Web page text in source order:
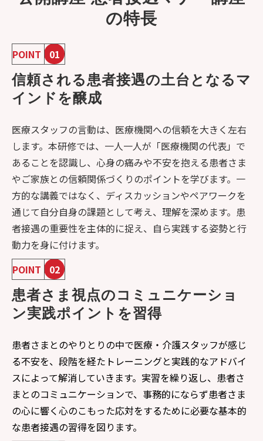
の特長
POINT 01
信頼される患者接遇の土台となるマ
インドを醸成​
医療スタッフの言動は、医療機関への信頼を大きく左右
します。本研修では、一人一人が「医療機関の代表」で
あることを認識し、心身の痛みや不安を抱える患者さま
やご家族との信頼関係づくりのポイントを学びます。一
方的な講義ではなく、ディスカッションやペアワークを
通じて自分自身の課題として考え、理解を深めます。患
者接遇の重要性を主体的に捉え、自ら実践する姿勢と行
動力を身に付けます。​
POINT
02
患者さま視点のコミュニケーショ
ン実践ポイントを習得​
患者さまとのやりとりの中で医療・介護スタッフが感じ
る不安を、段階を経たトレーニングと実践的なアドバイ
スによって解消していきます。実習を繰り返し、患者さ
まとのコミュニケーションで、事務的にならず患者さま
の心に響く心のこもった応対をするために必要な基本的
な患者接遇の習得を図ります。​